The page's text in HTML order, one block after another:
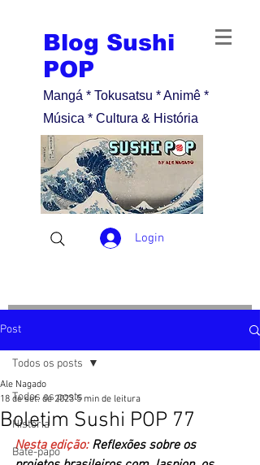
Blog Sushi
POP
Mangá * Tokusatsu * Animê *
Música * Cultura & História
Login
Post
Todos os posts
História
Bate-papo
Todos os posts
Boletim Sushi POP 77
Ale Nagado
18 de set. de 2023 5 min de leitura
Nesta edição: Reflexões sobre os